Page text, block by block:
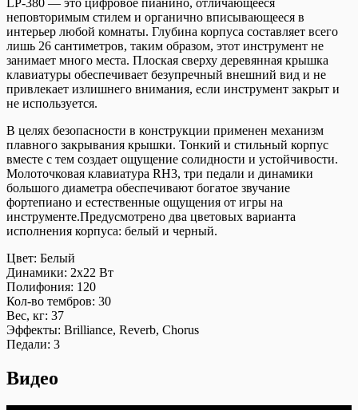
неповторимым стилем и органично вписывающееся в
интерьер любой комнаты. Глубина корпуса составляет всего
лишь 26 сантиметров, таким образом, этот инструмент не
занимает много места. Плоская сверху деревянная крышка
клавиатуры обеспечивает безупречный внешний вид и не
привлекает излишнего внимания, если инструмент закрыт и
не используется.
В целях безопасности в конструкции применен механизм
плавного закрывания крышки. Тонкий и стильный корпус
вместе с тем создает ощущение солидности и устойчивости.
Молоточковая клавиатура RH3, три педали и динамики
большого диаметра обеспечивают богатое звучание
фортепиано и естественные ощущения от игры на
инструменте.Предусмотрено два цветовых варианта
исполнения корпуса: белый и черный.
Цвет: Белый
Динамики: 2х22 Вт
Полифония: 120
Кол-во тембров: 30
Вес, кг: 37
Эффекты: Brilliance, Reverb, Chorus
Педали: 3
Видео